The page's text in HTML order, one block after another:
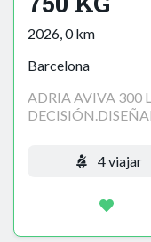
2026, 0 km
Barcelona
ADRIA AVIVA 300
4 viajar